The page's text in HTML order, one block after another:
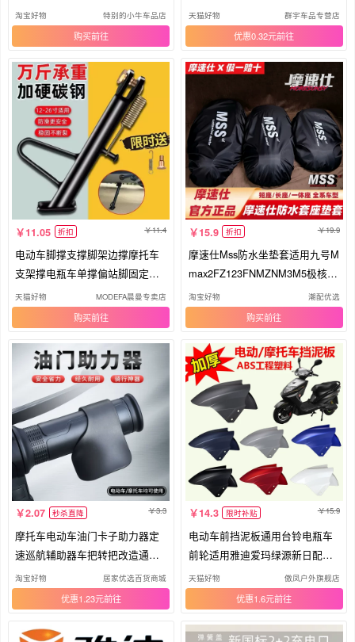
兜配件
淘宝好物 特别的小牛车品店
购买
配件
天猫好物 群宇车品专营店
优惠0.32元
11.05 折扣 11.4
电动车脚撑支撑脚架边撑摩托车
支架撑电瓶车单撑偏站脚固定防
水
天猫好物 MODEFA晨曼专卖店
购买
15.9 折扣 19.9
摩速仕Mss防水坐垫套适用九号M
max2FZ123FNMZNM3M5极核小
牛防水套
淘宝好物 潮配优选
购买
2.07 秒杀直降 3.3
摩托车电动车油门卡子助力器定
速巡航辅助器车把转把改造通用
神器
淘宝好物 居家优选百货商城
优惠1.23元
14.3 限时补贴 15.9
电动车前挡泥板通用台铃电瓶车
前轮适用雅迪爱玛绿源新日配件
大全
天猫好物 傲凤户外旗舰店
优惠1.6元